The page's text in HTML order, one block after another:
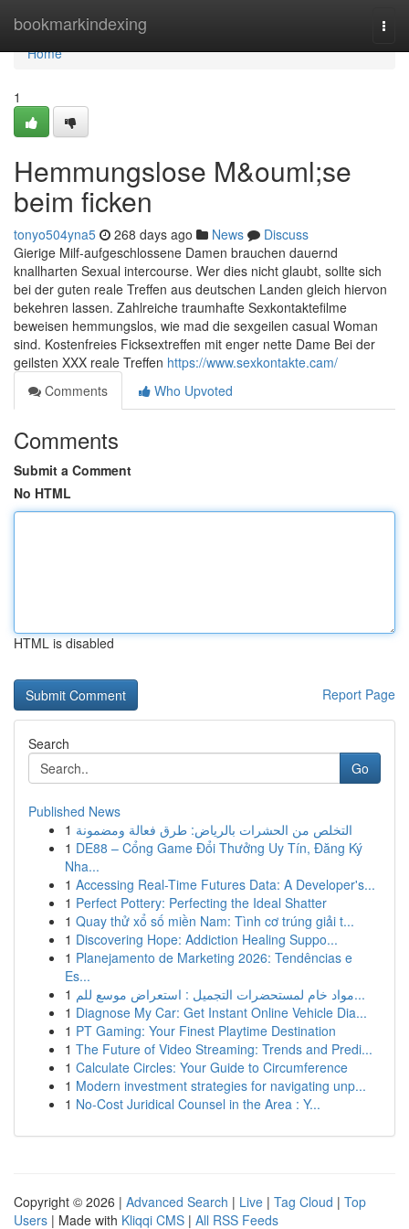
bookmarkindexing
Home
Home
1
Hemmungslose M&ouml;se
beim ficken
tonyo504yna5 268 days ago News
Discuss
Gierige Milf-aufgeschlossene Damen brauchen dauernd
knallharten Sexual intercourse. Wer dies nicht glaubt, sollte sich
bei der guten reale Treffen aus deutschen Landen gleich hiervon
bekehren lassen. Zahlreiche traumhafte Sexkontaktefilme
beweisen hemmungslos, wie mad die sexgeilen casual Woman
sind. Kostenfreies Ficksextreffen mit enger nette Dame Bei der
geilsten XXX reale Treffen https://www.sexkontakte.cam/
Comments
Who Upvoted
Comments
Submit a Comment
No HTML
HTML is disabled
Report Page
Search
Go
Published News
1 التخلص من الحشرات بالرياض: طرق فعالة ومضمونة
1 DE88 – Cổng Game Đổi Thưởng Uy Tín, Đăng Ký
Nha...
1 Accessing Real-Time Futures Data: A Developer's...
1 Perfect Pottery: Perfecting the Ideal Shatter
1 Quay thử xổ số miền Nam: Tình cơ trúng giải t...
1 Discovering Hope: Addiction Healing Suppo...
1 Planejamento de Marketing 2026: Tendências e
Es...
1
مواد خام لمستحضرات التجميل : استعراض موسع للم...
1 Diagnose My Car: Get Instant Online Vehicle Dia...
1 PT Gaming: Your Finest Playtime Destination
1 The Future of Video Streaming: Trends and Predi...
1 Calculate Circles: Your Guide to Circumference
1 Modern investment strategies for navigating unp...
1 No-Cost Juridical Counsel in the Area : Y...
Copyright © 2026 | Advanced Search | Live | Tag Cloud | Top
Users | Made with Kliqqi CMS | All RSS Feeds